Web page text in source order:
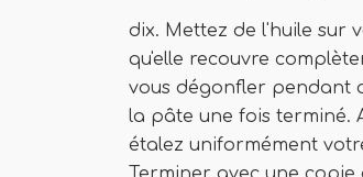
dix. Mettez de l'huile sur
qu'elle recouvre
vous dégonfler pendant
la pâte une fois terminé.
étalez uniformément